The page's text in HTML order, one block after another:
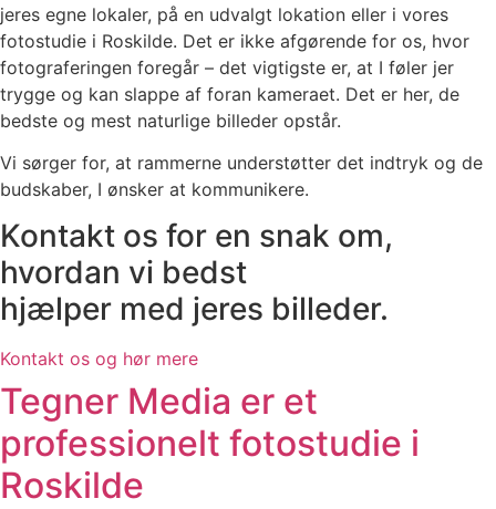
jeres egne lokaler, på en udvalgt lokation eller i vores
fotostudie i Roskilde. Det er ikke afgørende for os, hvor
fotograferingen foregår – det vigtigste er, at I føler jer
trygge og kan slappe af foran kameraet. Det er her, de
bedste og mest naturlige billeder opstår.
Vi sørger for, at rammerne understøtter det indtryk og de
budskaber, I ønsker at kommunikere.
Kontakt os for en snak om,
hvordan vi bedst
hjælper med jeres billeder.
Kontakt os og hør mere
Tegner Media er et
professionelt fotostudie i
Roskilde